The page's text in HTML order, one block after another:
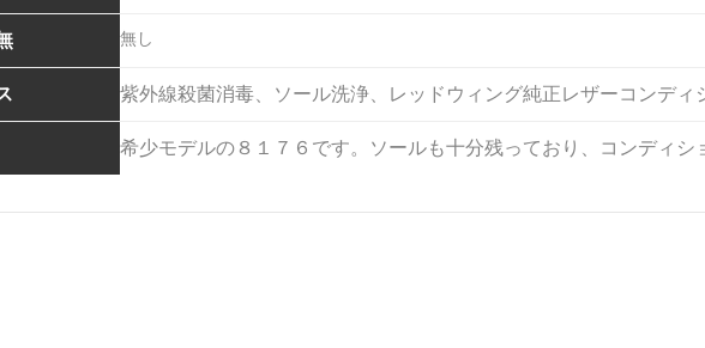
無し
紫外線殺菌消毒、ソール洗浄、レッドウィング純正レザーコンディ
希少モデルの８１７６です。ソールも十分残っており、コンディシ